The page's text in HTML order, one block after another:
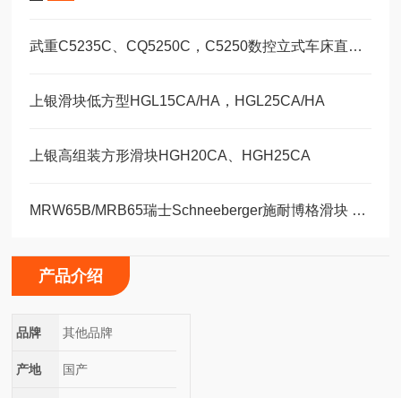
武重C5235C、CQ5250C，C5250数控立式车床直线运动滑块WEH35CA/WEW35CC
上银滑块低方型HGL15CA/HA，HGL25CA/HA
上银高组装方形滑块HGH20CA、HGH25CA
MRW65B/MRB65瑞士Schneeberger施耐博格滑块 导轨
产品介绍
品牌 其他品牌
产地 国产